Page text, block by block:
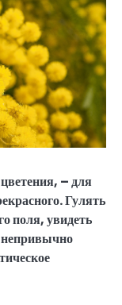
– для
Гулять
поля, увидеть